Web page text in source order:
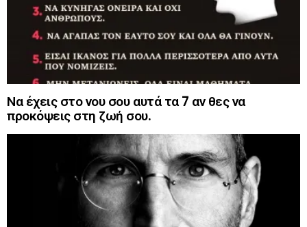
Να έχεις στο νου σου αυτά τα 7 αν θες να
προκόψεις στη ζωή σου.